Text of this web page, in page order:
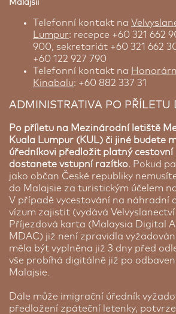
Malajsii
Telefonní kontakt na
Lumpur: recepce +60 321 662
900, sekretariát +60 321 662
+60 122 927 790
Telefonní kontakt na
Kinabalu: +60 882 337 31
ADMINISTRATIVA PO PŘÍLETU
Po příletu na Mezinárodní letiště
Kuala Lumpur (KUL) či jiné budete
úředníkovi předložit platný cestovní
dostanete vstupní razítko. Pokud
jako občan České republiky
do Malajsie za turistickým účelem
V případě vycestování na náhradní
vízum zajistit (vydává Velvyslanectví
Příjezdová karta (Malaysia Digital
MDAC) již není zpravidla
měla být vyplněna již 3 dny před
vše probíhá digitálně již po
Malajsie.
Dále může imigrační úředník
předložení zpáteční letenky,